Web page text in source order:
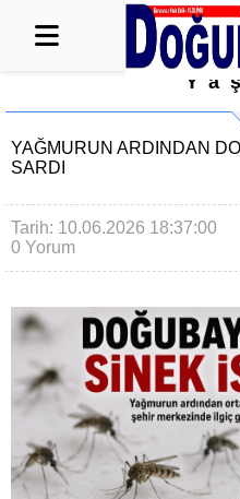
YAĞMURUN ARDINDAN
SARDI
Tarih: 10.06.2026 18:37:00
0 Yorum